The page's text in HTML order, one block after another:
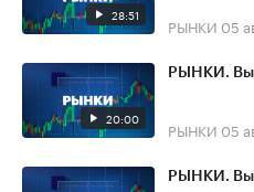
28:51 РЫНКИ 05
20:00
РЫНКИ.
РЫНКИ 05
РЫНКИ.